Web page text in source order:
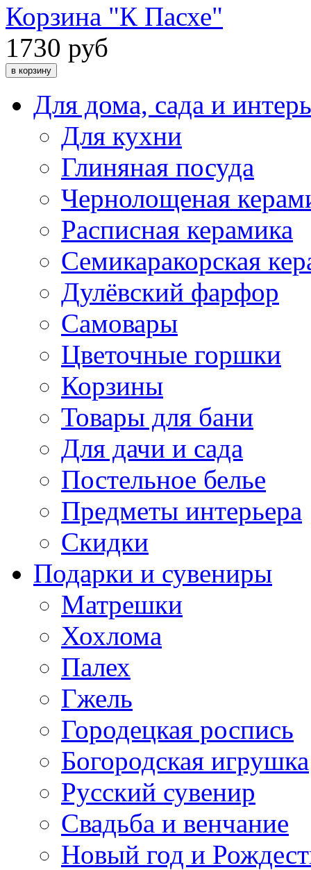
Корзина "К Пасхе"
1730 руб
Для дома, сада и
Для кухни
Глиняная посуда
Чернолощеная
Расписная керамика
Семикаракорская
Дулёвский фарфор
Самовары
Цветочные горшки
Корзины
Товары для бани
Для дачи и сада
Постельное белье
Предметы интерьера
Скидки
Подарки и сувениры
Матрешки
Хохлома
Палех
Гжель
Городецкая роспись
Богородская игрушка
Русский сувенир
Свадьба и венчание
Новый год и